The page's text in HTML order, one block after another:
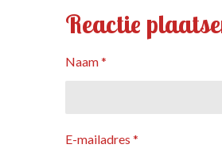
Reactie
Naam *
E-mailadres *